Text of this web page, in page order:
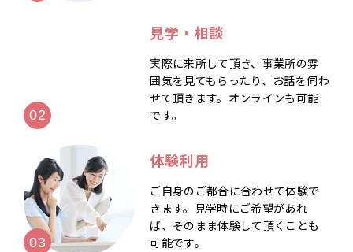
見学・相談
実際に来所して頂き、事業所の雰
囲気を見てもらったり、お話を伺わ
せて頂きます。オンラインも可能
です。
体験利用
ご自身のご都合に合わせて体験で
きます。見学時にご希望があれ
ば、そのまま体験して頂くことも
可能です。